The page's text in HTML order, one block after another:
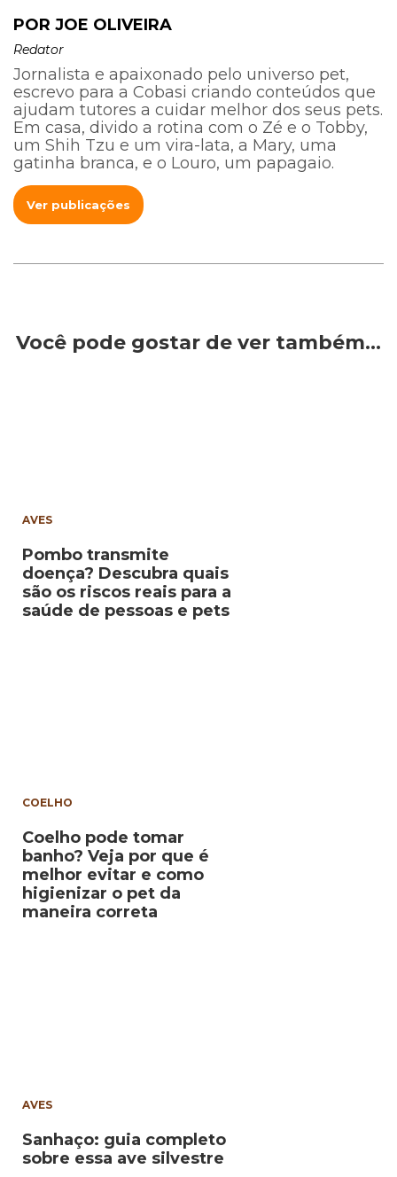
POR JOE OLIVEIRA
Redator
Jornalista e apaixonado pelo universo pet,
escrevo para a Cobasi criando conteúdos que
ajudam tutores a cuidar melhor dos seus pets.
Em casa, divido a rotina com o Zé e o Tobby,
um Shih Tzu e um vira-lata, a Mary, uma
gatinha branca, e o Louro, um papagaio.
Ver publicações
Você pode gostar de ver também…
AVES
Pombo transmite
doença? Descubra quais
são os riscos reais para a
saúde de pessoas e pets
COELHO
Coelho pode tomar
banho? Veja por que é
melhor evitar e como
higienizar o pet da
maneira correta
AVES
Sanhaço: guia completo
sobre essa ave silvestre